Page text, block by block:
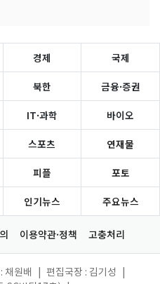
경제 국제
북한 금융·증권
IT·과학 바이오
스포츠 연재물
피플 포토
인기뉴스 주요뉴스
이용약관·정책 고충처리
채원배 편집국장 : 김기성